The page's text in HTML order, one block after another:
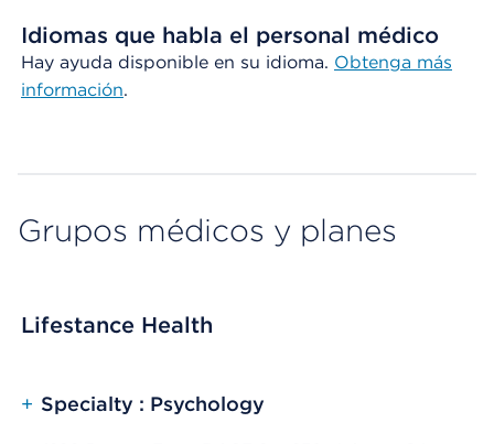
Idiomas que habla el personal médico
Hay ayuda disponible en su idioma. Obtenga más
información.
Grupos médicos y planes
Lifestance Health
+ Specialty : Psychology